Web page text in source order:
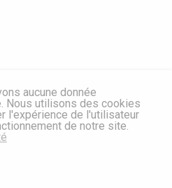
la commune de Val de Bagnes par
aucune donnée
Nous utilisons des cookies
l'expérience de l'utilisateur
de notre site.